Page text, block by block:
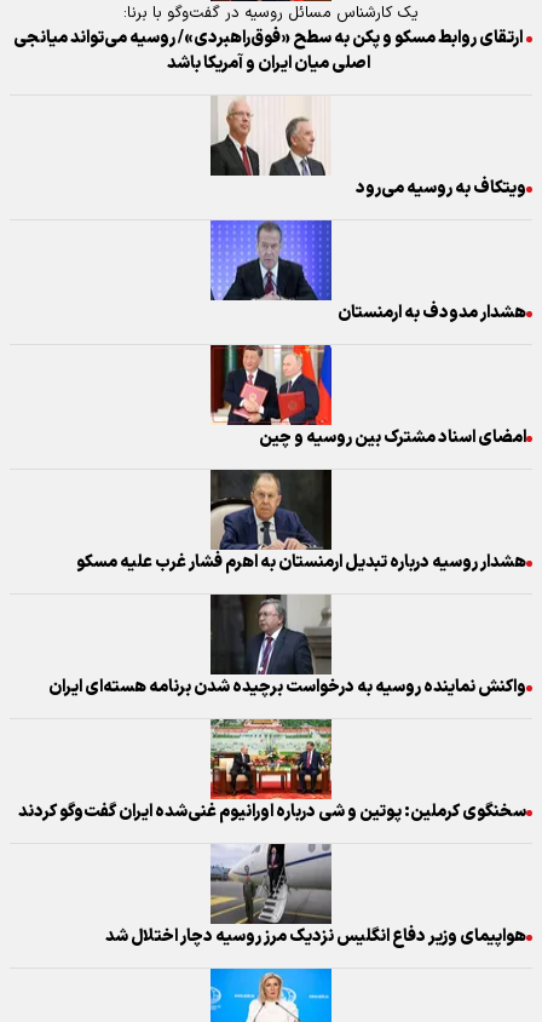
یک کارشناس مسائل روسیه در گفت‌وگو با برنا:
ارتقای روابط مسکو و پکن به سطح «فوق‌راهبردی»/ روسیه می‌تواند میانجی
اصلی میان ایران و آمریکا باشد
ویتکاف به روسیه می‌رود
هشدار مدودف به ارمنستان
امضای اسناد مشترک بین روسیه و چین
هشدار روسیه درباره تبدیل ارمنستان به اهرم فشار غرب علیه مسکو
واکنش نماینده روسیه به درخواست برچیده شدن برنامه‌ هسته‌ای ایران
سخنگوی کرملین: پوتین و شی درباره اورانیوم غنی‌شده ایران گفت‌وگو کردند
هواپیمای وزیر دفاع انگلیس نزدیک مرز روسیه دچار اختلال شد